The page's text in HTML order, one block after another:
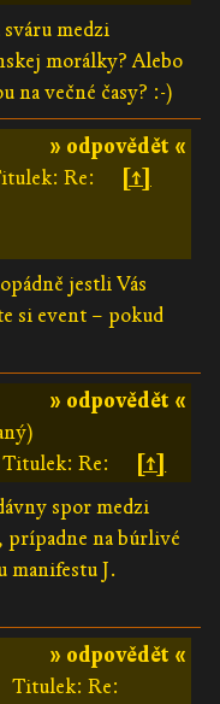
medzi
morálky? Alebo
na večné časy? :-)
» odpovědět «
Re:
[↑]
jestli Vás
si event – pokud
» odpovědět «
Titulek: Re:
[↑]
spor medzi
na búrlivé
manifestu J.
» odpovědět «
Titulek: Re: